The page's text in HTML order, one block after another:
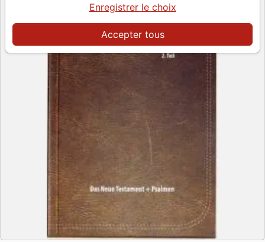
Accepter tous
Enregistrer le choix